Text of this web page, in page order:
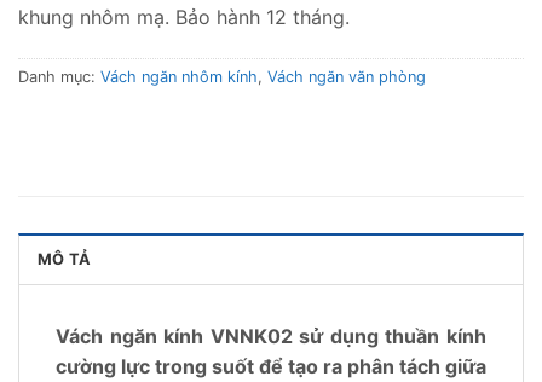
khung nhôm mạ. Bảo hành 12 tháng.
Danh mục: Vách ngăn nhôm kính, Vách ngăn văn phòng
MÔ TẢ
Vách ngăn kính VNNK02 sử dụng thuần kính
cường lực trong suốt để tạo ra phân tách giữa